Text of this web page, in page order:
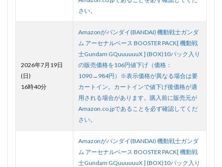
さい。
2026年7月19日
(日)
16時40分
Amazonがバンダイ(BANDAI) 機動戦士ガンダ
ム アーセナルベース BOOSTER PACK[ 機動戦
士Gundam GQuuuuuuX ] (BOX)10パック入り
の販売価格を106円値下げ（価格：
1090→984円）※表示価格が異なる場合は要
カートイン。カートインで値下げ後価格が適
用される場合があります。購入前に販売元が
Amazon.co.jpであることを必ず確認してくだ
さい。
Amazonがバンダイ(BANDAI) 機動戦士ガンダ
ム アーセナルベース BOOSTER PACK[ 機動戦
士Gundam GQuuuuuuX ] (BOX)10パック入り